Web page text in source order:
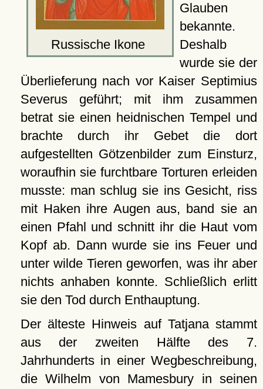
Russische Ikone
Glauben
bekannte.
Deshalb
wurde sie der
Überlieferung nach vor Kaiser Septimius
Severus geführt; mit ihm zusammen
betrat sie einen heidnischen Tempel und
brachte durch ihr Gebet die dort
aufgestellten Götzenbilder zum Einsturz,
woraufhin sie furchtbare Torturen erleiden
musste: man schlug sie ins Gesicht, riss
mit Haken ihre Augen aus, band sie an
einen Pfahl und schnitt ihr die Haut vom
Kopf ab. Dann wurde sie ins Feuer und
unter wilde Tieren geworfen, was ihr aber
nichts anhaben konnte. Schließlich erlitt
sie den Tod durch Enthauptung.
Der älteste Hinweis auf Tatjana stammt
aus der zweiten Hälfte des 7.
Jahrhunderts in einer Wegbeschreibung,
die Wilhelm von Mamesbury in seinen